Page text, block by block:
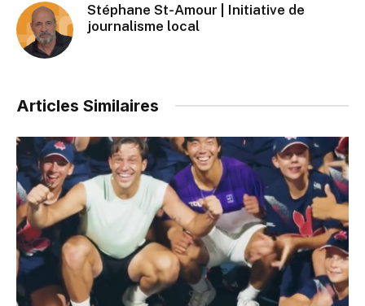
Stéphane St-Amour | Initiative de
journalisme local
Articles Similaires